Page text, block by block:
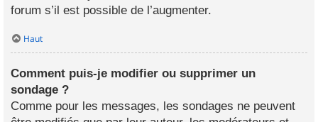
forum s’il est possible de l’augmenter.
Haut
Comment puis-je modifier ou supprimer un
sondage ?
Comme pour les messages, les sondages ne peuvent